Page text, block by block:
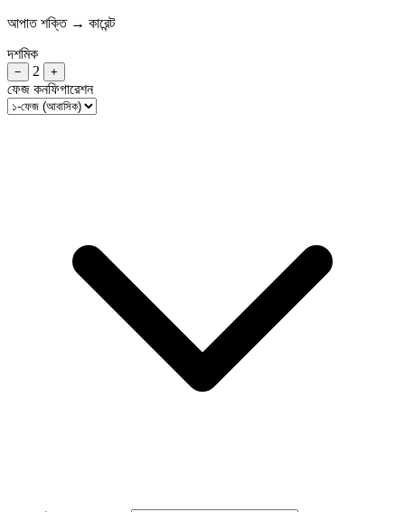
আপাত শক্তি → কারেন্ট
দশমিক
− 2 +
ফেজ কনফিগারেশন